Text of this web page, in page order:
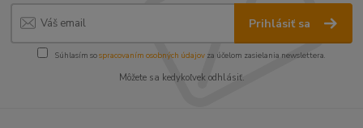
Prihlásiť sa
Súhlasím sospracovaním osobných údajov za účelom zasielania newslettera.
Môžete sa kedykoľvek odhlásiť.